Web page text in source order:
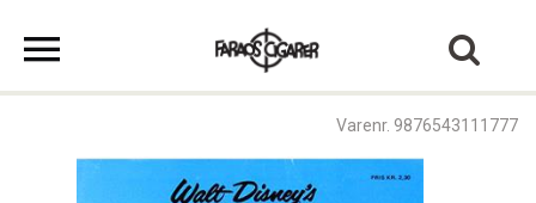
Varenr. 9876543111777